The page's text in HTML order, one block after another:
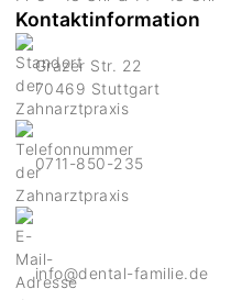
Kontaktinformation
Grazer Str. 22
70469 Stuttgart
0711-850-235
info@dental-familie.de